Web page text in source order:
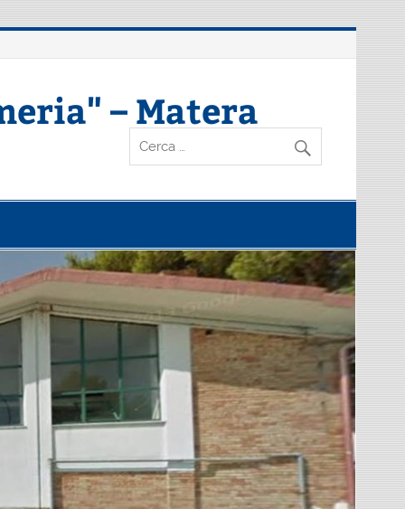
– Matera